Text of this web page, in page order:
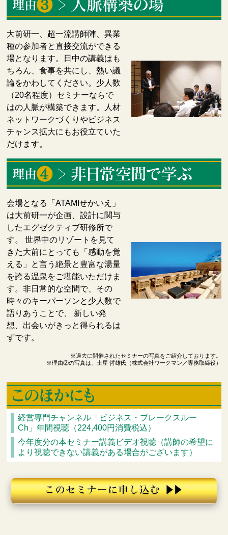
大前研一、超一流講師陣、異業
種の参加者と直接交流ができる
場となります。日中の講義はも
ちろん、食事を共にし、熱い議
論をかわしてください。少人数
（20名程度）セミナーならで
はの人脈が構築できます。人材
ネットワークづくりやビジネス
チャンス拡大にもお役立ていた
だけます。
会場となる「ATAMIせかいえ」
は大前研一が企画、設計に関与
したエグゼクティブ研修所で
す。 世界中のリゾートを見て
きた大前にとっても「感動を覚
える」と言う絶景と豊富な湯量
を誇る温泉をご堪能いただけま
す。非日常的な空間で、その
時々のキーパーソンと少人数で
語りあうことで、 新しい発
想、出会いがきっと得られるは
ずです。
※過去に開催されたセミナーの写真をご紹介しております。
※理由②の写真は、土屋 哲雄氏（株式会社ワークマン／専務取締役）
経営専門チャンネル「ビジネス・ブレークスルー
Ch」年間視聴（224,400円消費税込）
今年度分の本セミナー講義ビデオ視聴（講師の希望に
より視聴できない講義がある場合がございます）